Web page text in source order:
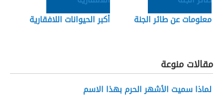
معلومات عن طائر الجنة أكبر الحيوانات اللافقارية
مقالات منوعة
لماذا سميت الأشهر الحرم بهذا الاسم